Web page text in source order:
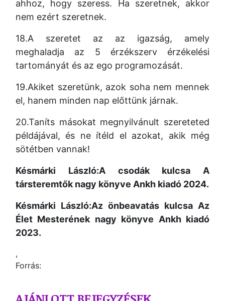
ahhoz, hogy szeress. Ha szeretnek, akkor
nem ezért szeretnek.
18.A szeretet az az igazság, amely
meghaladja az 5 érzékszerv érzékelési
tartományát és az ego programozását.
19.Akiket szeretünk, azok soha nem mennek
el, hanem minden nap előttünk járnak.
20.Taníts másokat megnyilvánult szereteted
példájával, és ne ítéld el azokat, akik még
sötétben vannak!
Késmárki László:A csodák kulcsa A
társteremtők nagy könyve Ankh kiadó 2024.
Késmárki László:Az önbeavatás kulcsa Az
Élet Mesterének nagy könyve Ankh kiadó
2023.
,
Forrás: